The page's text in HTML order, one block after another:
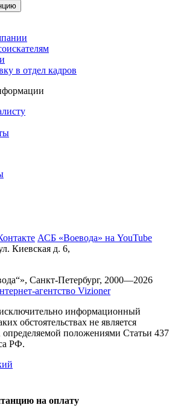
в отдел кадров
АСБ «Воевода» на YouTube
Киевская д. 6,
Санкт-Петербург, 2000—2026
агентство Vizioner
информационный
обстоятельствах не является
положениями Статьи 437
РФ.
на оплату